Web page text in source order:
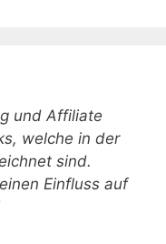
und Affiliate
welche in der
sind.
Einfluss auf